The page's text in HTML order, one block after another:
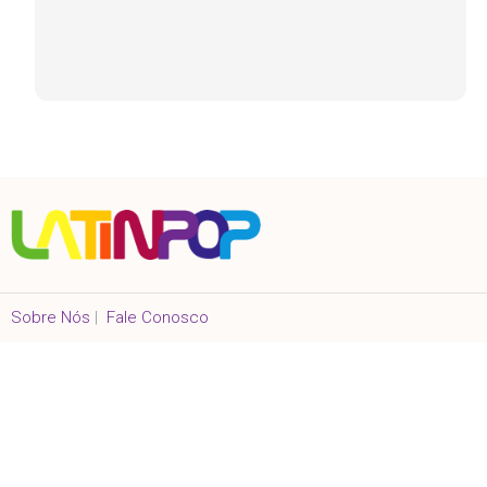
Sobre Nós | Fale Conosco